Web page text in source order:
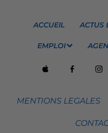
ACCUEIL ACTUS
EMPLOI
MENTIONS LEGALES